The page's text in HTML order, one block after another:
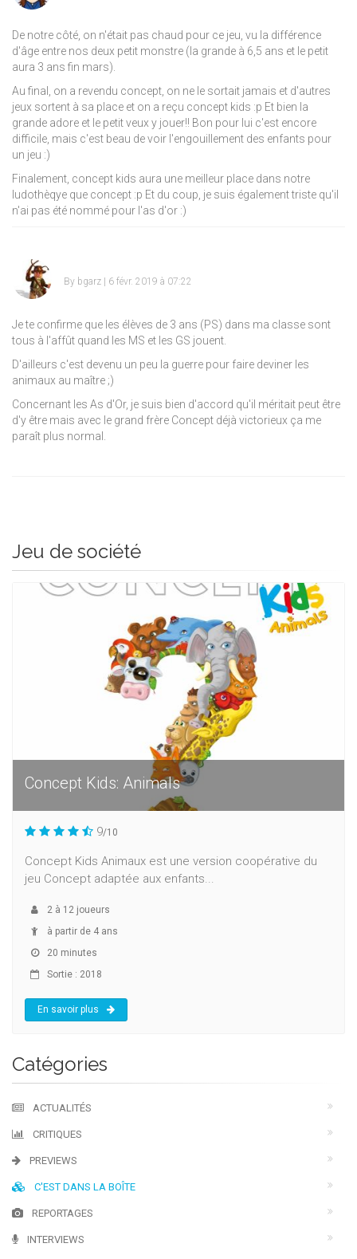
De notre côté, on n'était pas chaud pour ce jeu, vu la différence
d'âge entre nos deux petit monstre (la grande à 6,5 ans et le petit
aura 3 ans fin mars).
Au final, on a revendu concept, on ne le sortait jamais et d'autres
jeux sortent à sa place et on a reçu concept kids :p Et bien la
grande adore et le petit veux y jouer!! Bon pour lui c'est encore
difficile, mais c'est beau de voir l'engouillement des enfants pour
un jeu :)
Finalement, concept kids aura une meilleur place dans notre
ludothèqye que concept :p Et du coup, je suis également triste qu'il
n'ai pas été nommé pour l'as d'or :)
By bgarz | 6 févr. 2019 à 07:22
Je te confirme que les élèves de 3 ans (PS) dans ma classe sont
tous à l'affût quand les MS et les GS jouent.
D'ailleurs c'est devenu un peu la guerre pour faire deviner les
animaux au maître ;)
Concernant les As d'Or, je suis bien d'accord qu'il méritait peut être
d'y être mais avec le grand frère Concept déjà victorieux ça me
paraît plus normal.
Jeu de société
Concept Kids: Animals
9/10
Concept Kids Animaux est une version coopérative du
jeu Concept adaptée aux enfants...
2 à 12 joueurs
à partir de 4 ans
20 minutes
Sortie : 2018
En savoir plus
Catégories
ACTUALITÉS
CRITIQUES
PREVIEWS
C'EST DANS LA BOÎTE
REPORTAGES
INTERVIEWS